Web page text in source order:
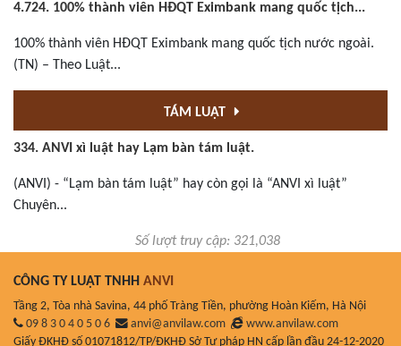
4.724. 100% thành viên HĐQT Eximbank mang quốc tịch...
100% thành viên HĐQT Eximbank mang quốc tịch nước ngoài.
(TN) – Theo Luật...
TÁM LUẬT
334. ANVI xì luật hay Lạm bàn tám luật.
(ANVI) - “Lạm bàn tám luật” hay còn gọi là “ANVI xì luật”
Chuyên...
Số lượt truy cập: 321,038
CÔNG TY LUẬT TNHH ANVI
Tầng 2, Tòa nhà Savina, 44 phố Tràng Tiền, phường Hoàn Kiếm, Hà Nội
09 8 3 0 4 0 5 0 6
anvi@anvilaw.com
www.anvilaw.com
Giấy ĐKHĐ số 01071812/TP/ĐKHĐ Sở Tư pháp HN cấp lần đầu 24-12-2020